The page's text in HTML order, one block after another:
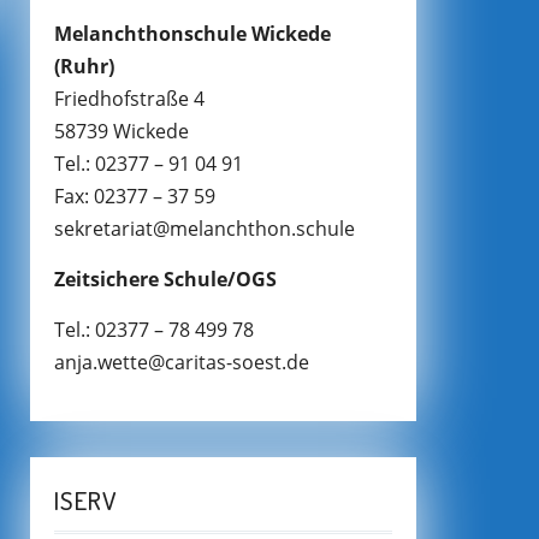
Melanchthonschule Wickede
(Ruhr)
Friedhofstraße 4
58739 Wickede
Tel.: 02377 – 91 04 91
Fax: 02377 – 37 59
sekretariat@melanchthon.schule
Zeitsichere Schule/OGS
Tel.: 02377 – 78 499 78
anja.wette@caritas-soest.de
ISERV